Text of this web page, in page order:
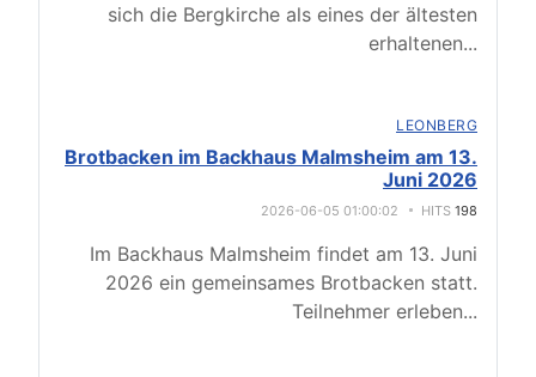
sich die Bergkirche als eines der ältesten
erhaltenen...
LEONBERG
Brotbacken im Backhaus Malmsheim am 13.
Juni 2026
2026-06-05 01:00:02 HITS 198
Im Backhaus Malmsheim findet am 13. Juni
2026 ein gemeinsames Brotbacken statt.
Teilnehmer erleben...